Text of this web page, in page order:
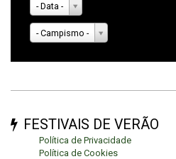
- Data -
- Campismo -
FESTIVAIS DE VERÃO
Política de Privacidade
Política de Cookies